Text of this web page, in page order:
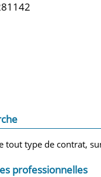
tout type de contrat,
professionnelles